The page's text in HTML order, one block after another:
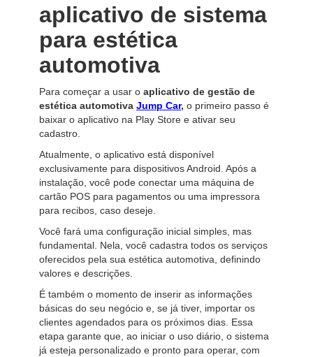
aplicativo de sistema
para estética
automotiva
Para começar a usar o aplicativo de gestão de
estética automotiva Jump Car, o primeiro passo é
baixar o aplicativo na Play Store e ativar seu
cadastro.
Atualmente, o aplicativo está disponível
exclusivamente para dispositivos Android. Após a
instalação, você pode conectar uma máquina de
cartão POS para pagamentos ou uma impressora
para recibos, caso deseje.
Você fará uma configuração inicial simples, mas
fundamental. Nela, você cadastra todos os serviços
oferecidos pela sua estética automotiva, definindo
valores e descrições.
É também o momento de inserir as informações
básicas do seu negócio e, se já tiver, importar os
clientes agendados para os próximos dias. Essa
etapa garante que, ao iniciar o uso diário, o sistema
já esteja personalizado e pronto para operar, com